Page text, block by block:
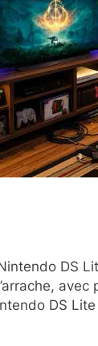
DS
DS